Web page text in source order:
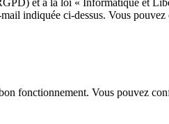
indiquée ci-dessus. Vous
fonctionnement. Vous pouvez